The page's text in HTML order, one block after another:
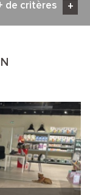
de critères +